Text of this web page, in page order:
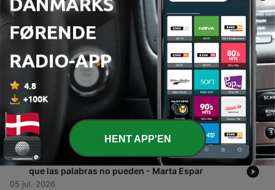
77 - #76 - La comisionada de Salud Mental: El gobierno
también lucha por una salud mental más humana -
Belén González Callado
26 jul. 2026
76 - # 75 - Comunicación no violenta y escucha activa:
reconstruir el vínculo con tu ser querido
19 jul. 2026
75 - #74 - TDAH: no es falta de atención, es
neurodivergencia
12 jul. 2026
74 - #73 - Bailar el sufrimiento: cuando el arte dice lo
que las palabras no pueden - Marta Espar
05 jul. 2026
HENT APP'EN